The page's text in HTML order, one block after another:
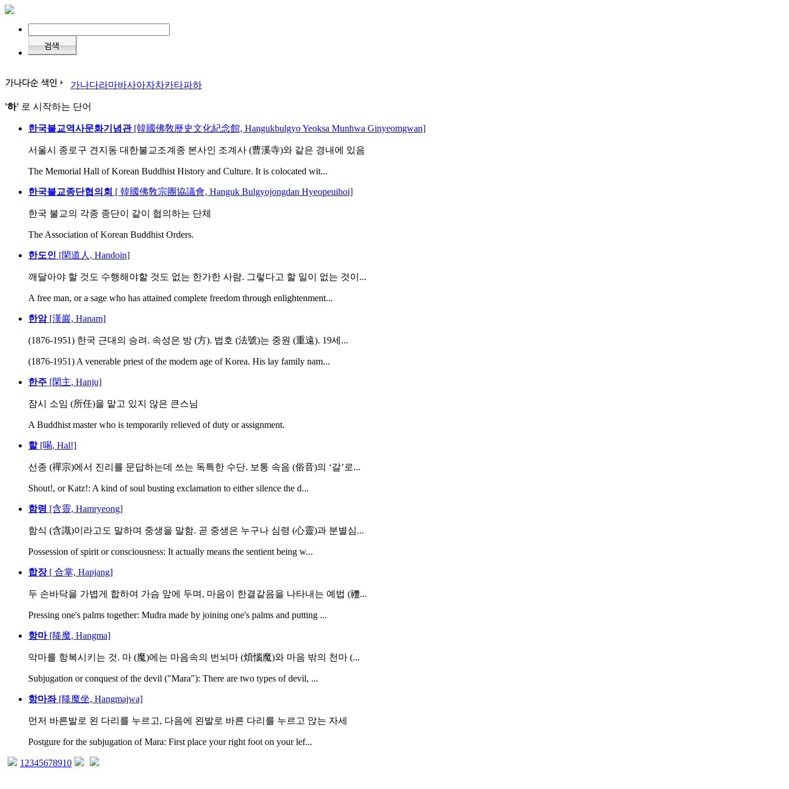
가나다라마바사아자차카타파하
'하' 로 시작하는 단어
한국불교역사문화기념관[韓國佛敎歷史文化紀念館, Hangukbulgyo Yeoksa Munhwa Ginyeomgwan]
서울시 종로구 견지동 대한불교조계종 본사인 조계사 (曹溪寺)와 같은 경내에 있음
The Memorial Hall of Korean Buddhist History and Culture. It is colocated wit...
한국불교종단협의회 [ 韓國佛敎宗團協議會, Hanguk Bulgyojongdan Hyeopeuihoi]
한국 불교의 각종 종단이 같이 협의하는 단체
The Association of Korean Buddhist Orders.
한도인 [閑道人, Handoin]
깨달아야 할 것도 수행해야할 것도 없는 한가한 사람. 그렇다고 할 일이 없는 것이...
A free man, or a sage who has attained complete freedom through enlightenment...
한암[漢巖, Hanam]
(1876-1951) 한국 근대의 승려. 속성은 방 (方). 법호 (法號)는 중원 (重遠). 19세...
(1876-1951) A venerable priest of the modern age of Korea. His lay family nam...
한주 [閑主, Hanju]
잠시 소임 (所任)을 맡고 있지 않은 큰스님
A Buddhist master who is temporarily relieved of duty or assignment.
할 [喝, Hal!]
선종 (禪宗)에서 진리를 문답하는데 쓰는 독특한 수단. 보통 속음 (俗音)의 ‘갈’로...
Shout!, or Katz!: A kind of soul busting exclamation to either silence the d...
함령 [含靈, Hamryeong]
함식 (含識)이라고도 말하며 중생을 말함. 곧 중생은 누구나 심령 (心靈)과 분별심...
Possession of spirit or consciousness: It actually means the sentient being w...
합장[ 合掌, Hapjang]
두 손바닥을 가볍게 합하여 가슴 앞에 두며, 마음이 한결같음을 나타내는 예법 (禮...
Pressing one's palms together: Mudra made by joining one's palms and putting ...
항마[降魔, Hangma]
악마를 항복시키는 것. 마 (魔)에는 마음속의 번뇌마 (煩惱魔)와 마음 밖의 천마 (...
Subjugation or conquest of the devil ("Mara"): There are two types of devil, ...
항마좌[降魔坐, Hangmajwa]
먼저 바른발로 왼 다리를 누르고, 다음에 왼발로 바른 다리를 누르고 앉는 자세
Postgure for the subjugation of Mara: First place your right foot on your lef...
1 2345678910